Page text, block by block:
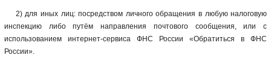
2) для иных лиц: посредством личного обращения в любую налоговую
инспекцию либо путём направления почтового сообщения, или с
использованием интернет-сервиса ФНС России «Обратиться в ФНС
России».